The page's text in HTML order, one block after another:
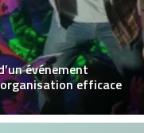
événement
efficace